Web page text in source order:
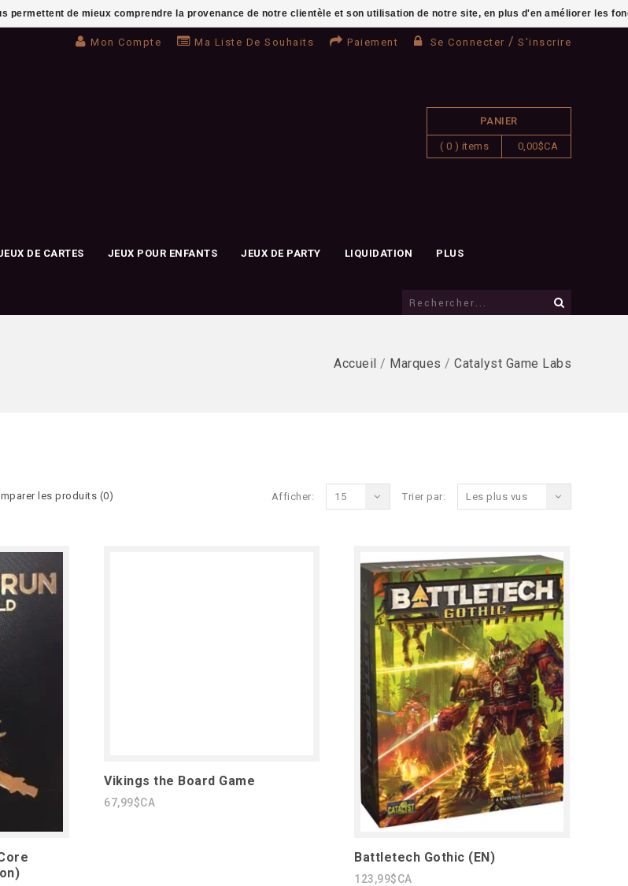
Mon Compte Ma Liste De Souhaits Paiement Se Connecter / S'inscrire
PANIER
( 0 ) items 0,00$CA
DE CARTES JEUX POUR ENFANTS JEUX DE PARTY LIQUIDATION PLUS
Accueil / Marques / Catalyst Game Labs
les produits (0) Trier par: Les plus vus
Afficher: 15
Vikings the Board Game
67,99$CA
Battletech Gothic (EN)
123,99$CA
de mieux comprendre la provenance de notre clientèle et son utilisation de notre site, en plus d'en améliorer les